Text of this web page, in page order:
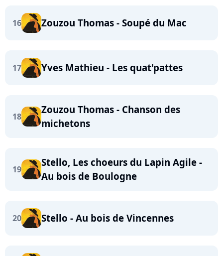
16 Zouzou Thomas - Soupé du Mac
17 Yves Mathieu - Les quat'pattes
18
Zouzou Thomas - Chanson des
michetons
19
Stello, Les choeurs du Lapin Agile -
Au bois de Boulogne
20 Stello - Au bois de Vincennes